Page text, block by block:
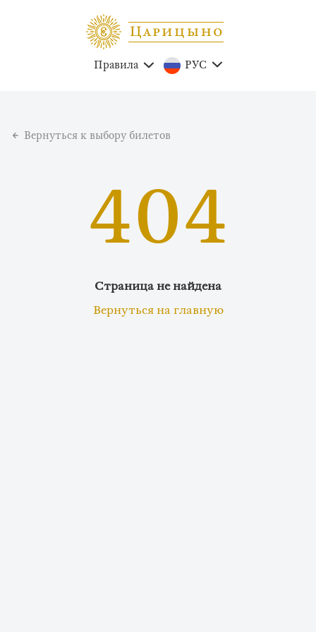
Правила РУС
Вернуться к выбору билетов
404
Страница не найдена
Вернуться на главную